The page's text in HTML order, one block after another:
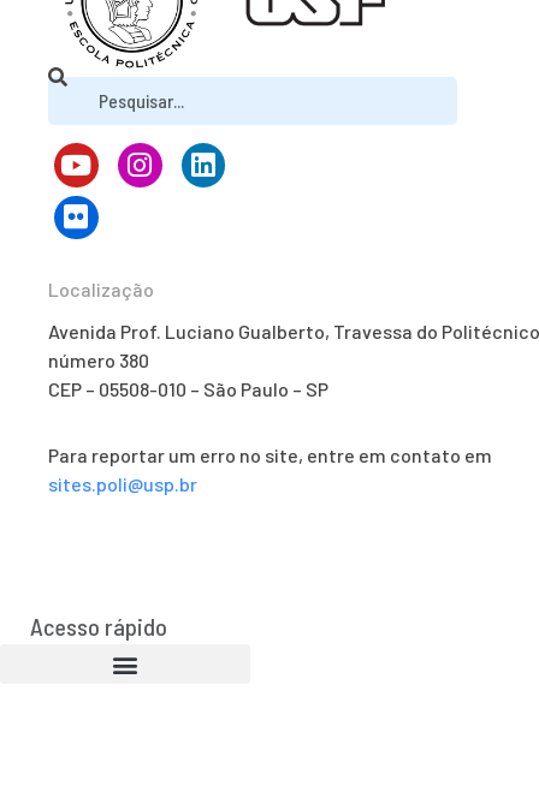
Localização
Avenida Prof. Luciano Gualberto, Travessa do
número 380
CEP – 05508-010 – São Paulo – SP
Para reportar um erro no site, entre em contato em
sites.poli@usp.br
Acesso rápido